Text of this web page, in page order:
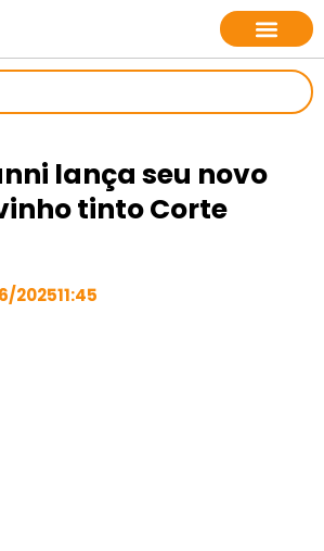
lança seu novo
tinto Corte
202511:45